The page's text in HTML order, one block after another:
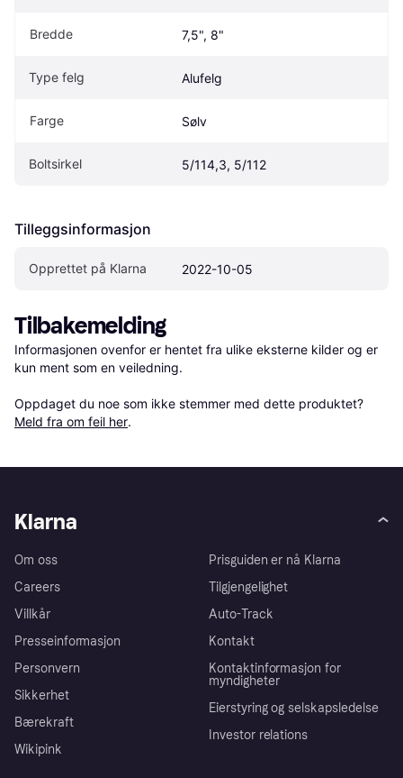
Bredde 7,5", 8"
Type felg Alufelg
Farge Sølv
Boltsirkel 5/114,3, 5/112
Tilleggsinformasjon
Opprettet på Klarna 2022-10-05
Tilbakemelding
Informasjonen ovenfor er hentet fra ulike eksterne kilder og er
kun ment som en veiledning.
Oppdaget du noe som ikke stemmer med dette produktet?
Meld fra om feil her.
Klarna
Om oss
Careers
Villkår
Presseinformasjon
Personvern
Sikkerhet
Bærekraft
Wikipink
Prisguiden er nå Klarna
Tilgjengelighet
Auto-Track
Kontakt
Kontaktinformasjon for
myndigheter
Eierstyring og selskapsledelse
Investor relations